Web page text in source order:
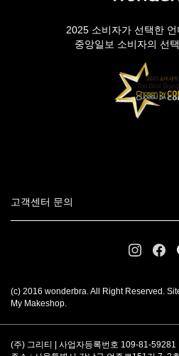
2025 소비자가 선택한
중앙일보 소비자의 선
고객센터 문의
(c) 2016 wonderbra. All Right Reserved.
My Makeshop.
(주) 그리티 | 사업자등록번호 109-81-59281